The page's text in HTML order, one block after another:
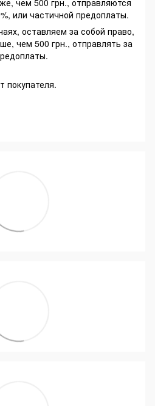
или частичной предоплаты.
оставляем за собой право,
чем 500 грн., отправлять за
покупателя.